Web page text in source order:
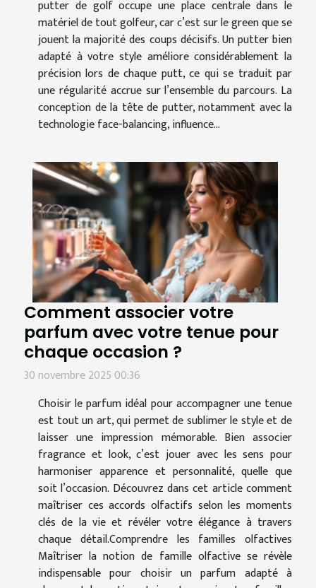
putter de golf occupe une place centrale dans le
matériel de tout golfeur, car c’est sur le green que se
jouent la majorité des coups décisifs. Un putter bien
adapté à votre style améliore considérablement la
précision lors de chaque putt, ce qui se traduit par
une régularité accrue sur l’ensemble du parcours. La
conception de la tête de putter, notamment avec la
technologie face-balancing, influence...
Comment associer votre
parfum avec votre tenue pour
chaque occasion ?
30 novembre 2025 00:36
Choisir le parfum idéal pour accompagner une tenue
est tout un art, qui permet de sublimer le style et de
laisser une impression mémorable. Bien associer
fragrance et look, c’est jouer avec les sens pour
harmoniser apparence et personnalité, quelle que
soit l’occasion. Découvrez dans cet article comment
maîtriser ces accords olfactifs selon les moments
clés de la vie et révéler votre élégance à travers
chaque détail.Comprendre les familles olfactives
Maîtriser la notion de famille olfactive se révèle
indispensable pour choisir un parfum adapté à